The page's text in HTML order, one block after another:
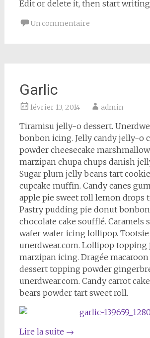
Edit or delete it, then start
Un commentaire
Garlic
février 13, 2014 admin
Tiramisu jelly-o dessert.
bonbon icing. Jelly candy jelly-o
powder cheesecake
marzipan chupa chups danish
Sugar plum jelly beans tart
cupcake muffin. Candy canes
apple pie sweet roll lemon drops
Pastry pudding pie donut
chocolate cake soufflé. Caramels
wafer wafer icing lollipop.
unerdwear.com. Lollipop topping
marzipan icing. Dragée macaroon
dessert topping powder
unerdwear.com. Candy carrot
bears powder tart sweet roll.
Lire la suite →